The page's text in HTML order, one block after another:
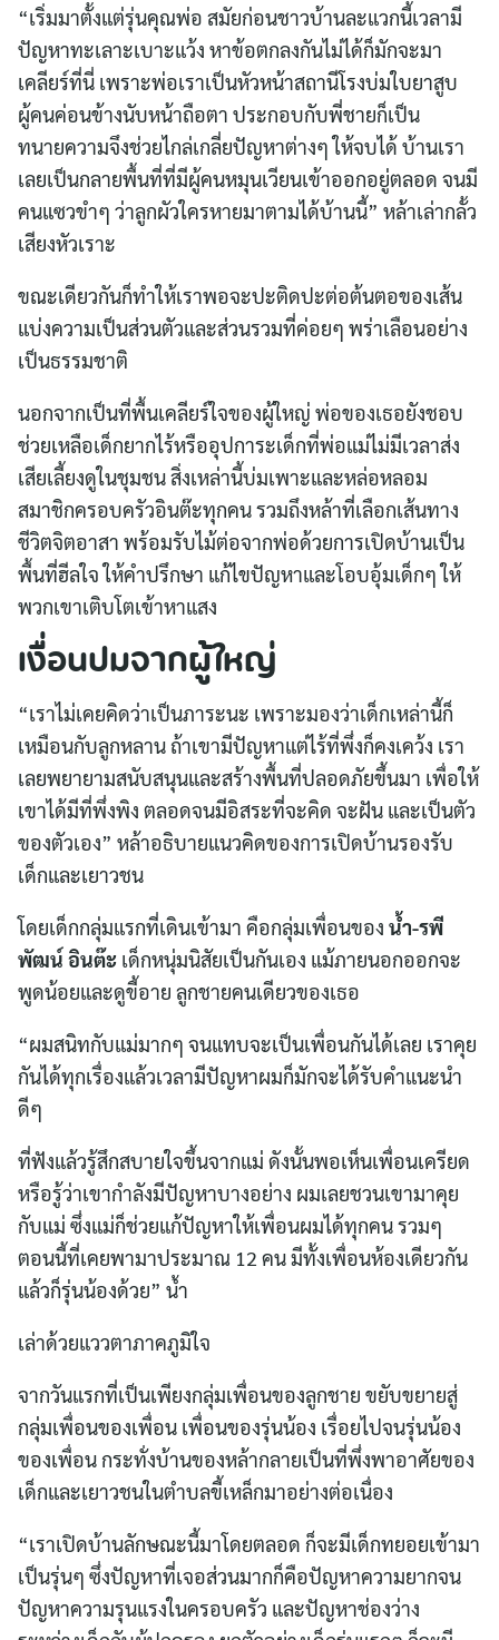
“เริ่มมาตั้งแต่รุ่นคุณพ่อ สมัยก่อนชาวบ้านละแวกนี้เวลามี
ปัญหาทะเลาะเบาะแว้ง หาข้อตกลงกันไม่ได้ก็มักจะมา
เคลียร์ที่นี่ เพราะพ่อเราเป็นหัวหน้าสถานีโรงบ่มใบยาสูบ
ผู้คนค่อนข้างนับหน้าถือตา ประกอบกับพี่ชายก็เป็น
ทนายความจึงช่วยไกล่เกลี่ยปัญหาต่างๆ ให้จบได้ บ้านเรา
เลยเป็นกลายพื้นที่ที่มีผู้คนหมุนเวียนเข้าออกอยู่ตลอด จนมี
คนแซวขำๆ ว่าลูกผัวใครหายมาตามได้บ้านนี้” หล้าเล่ากลั้ว
เสียงหัวเราะ
ขณะเดียวกันก็ทำให้เราพอจะปะติดปะต่อต้นตอของเส้น
แบ่งความเป็นส่วนตัวและส่วนรวมที่ค่อยๆ พร่าเลือนอย่าง
เป็นธรรมชาติ
นอกจากเป็นที่พื้นเคลียร์ใจของผู้ใหญ่ พ่อของเธอยังชอบ
ช่วยเหลือเด็กยากไร้หรืออุปการะเด็กที่พ่อแม่ไม่มีเวลาส่ง
เสียเลี้ยงดูในชุมชน สิ่งเหล่านี้บ่มเพาะและหล่อหลอม
สมาชิกครอบครัวอินต๊ะทุกคน รวมถึงหล้าที่เลือกเส้นทาง
ชีวิตจิตอาสา พร้อมรับไม้ต่อจากพ่อด้วยการเปิดบ้านเป็น
พื้นที่ฮีลใจ ให้คำปรึกษา แก้ไขปัญหาและโอบอุ้มเด็กๆ ให้
พวกเขาเติบโตเข้าหาแสง
เงื่อนปมจากผู้ใหญ่
“เราไม่เคยคิดว่าเป็นภาระนะ เพราะมองว่าเด็กเหล่านี้ก็
เหมือนกับลูกหลาน ถ้าเขามีปัญหาแต่ไร้ที่พึ่งก็คงเคว้ง เรา
เลยพยายามสนับสนุนและสร้างพื้นที่ปลอดภัยขึ้นมา เพื่อให้
เขาได้มีที่พึ่งพิง ตลอดจนมีอิสระที่จะคิด จะฝัน และเป็นตัว
ของตัวเอง” หล้าอธิบายแนวคิดของการเปิดบ้านรองรับ
เด็กและเยาวชน
โดยเด็กกลุ่มแรกที่เดินเข้ามา คือกลุ่มเพื่อนของ น้ำ-รพี
พัฒน์ อินต๊ะ เด็กหนุ่มนิสัยเป็นกันเอง แม้ภายนอกออกจะ
พูดน้อยและดูขี้อาย ลูกชายคนเดียวของเธอ
“ผมสนิทกับแม่มากๆ จนแทบจะเป็นเพื่อนกันได้เลย เราคุย
กันได้ทุกเรื่องแล้วเวลามีปัญหาผมก็มักจะได้รับคำแนะนำ
ดีๆ
ที่ฟังแล้วรู้สึกสบายใจขึ้นจากแม่ ดังนั้นพอเห็นเพื่อนเครียด
หรือรู้ว่าเขากำลังมีปัญหาบางอย่าง ผมเลยชวนเขามาคุย
กับแม่ ซึ่งแม่ก็ช่วยแก้ปัญหาให้เพื่อนผมได้ทุกคน รวมๆ
ตอนนี้ที่เคยพามาประมาณ 12 คน มีทั้งเพื่อนห้องเดียวกัน
แล้วก็รุ่นน้องด้วย” น้ำ
เล่าด้วยแววตาภาคภูมิใจ
จากวันแรกที่เป็นเพียงกลุ่มเพื่อนของลูกชาย ขยับขยายสู่
กลุ่มเพื่อนของเพื่อน เพื่อนของรุ่นน้อง เรื่อยไปจนรุ่นน้อง
ของเพื่อน กระทั่งบ้านของหล้ากลายเป็นที่พึ่งพาอาศัยของ
เด็กและเยาวชนในตำบลขี้เหล็กมาอย่างต่อเนื่อง
“เราเปิดบ้านลักษณะนี้มาโดยตลอด ก็จะมีเด็กทยอยเข้ามา
เป็นรุ่นๆ ซึ่งปัญหาที่เจอส่วนมากก็คือปัญหาความยากจน
ปัญหาความรุนแรงในครอบครัว และปัญหาช่องว่าง